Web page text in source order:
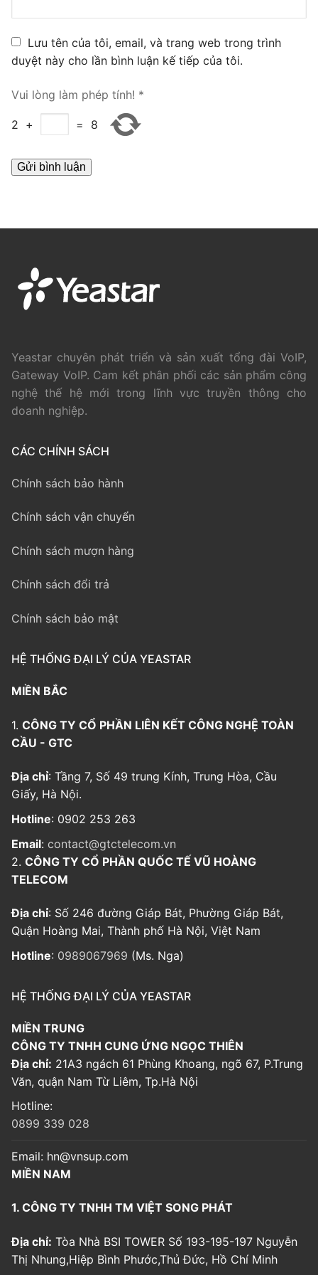
PRI VoIP Gateway TE100
PRI VoIP Gateway TE200
TIN TỨC
HƯỚNG DẪN
Lưu tên của tôi, email, và trang web trong trình
duyệt này cho lần bình luận kế tiếp của tôi.
Vui lòng làm phép tính! *
2 + = 8
Yeastar chuyên phát triển và sản xuất tổng đài VoIP,
Gateway VoIP. Cam kết phân phối các sản phẩm công
nghệ thế hệ mới trong lĩnh vực truyền thông cho
doanh nghiệp.
CÁC CHÍNH SÁCH
Chính sách bảo hành
Chính sách vận chuyển
Chính sách mượn hàng
Chính sách đổi trả
Chính sách bảo mật
HỆ THỐNG ĐẠI LÝ CỦA YEASTAR
MIỀN BẮC
1. CÔNG TY CỔ PHẦN LIÊN KẾT CÔNG NGHỆ TOÀN
CẦU - GTC
Địa chỉ: Tầng 7, Số 49 trung Kính, Trung Hòa, Cầu
Giấy, Hà Nội.
Hotline: 0902 253 263
Email: contact@gtctelecom.vn
2. CÔNG TY CỔ PHẦN QUỐC TẾ VŨ HOÀNG
TELECOM
Địa chỉ: Số 246 đường Giáp Bát, Phường Giáp Bát,
Quận Hoàng Mai, Thành phố Hà Nội, Việt Nam
Hotline: 0989067969 (Ms. Nga)
HỆ THỐNG ĐẠI LÝ CỦA YEASTAR
MIỀN TRUNG
CÔNG TY TNHH CUNG ỨNG NGỌC THIÊN
Địa chỉ: 21A3 ngách 61 Phùng Khoang, ngõ 67, P.Trung
Văn, quận Nam Từ Liêm, Tp.Hà Nội
Hotline:
0899 339 028
Email: hn@vnsup.com
MIỀN NAM
1. CÔNG TY TNHH TM VIỆT SONG PHÁT
Địa chỉ: Tòa Nhà BSI TOWER Số 193-195-197 Nguyễn
Thị Nhung,Hiệp Bình Phước,Thủ Đức, Hồ Chí Minh